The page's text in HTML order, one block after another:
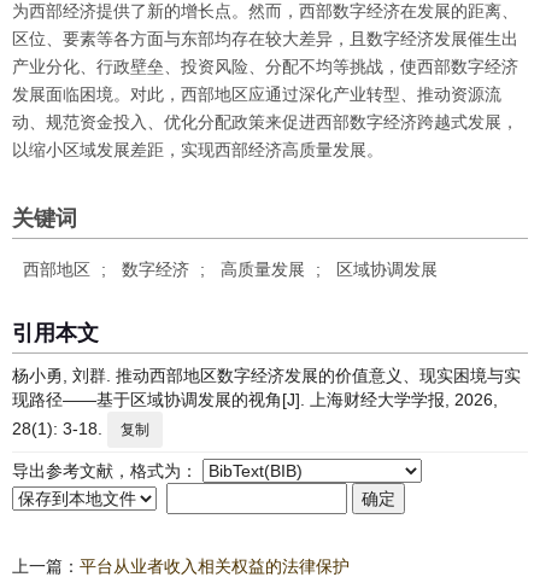
为西部经济提供了新的增长点。然而，西部数字经济在发展的距离、
区位、要素等各方面与东部均存在较大差异，且数字经济发展催生出
产业分化、行政壁垒、投资风险、分配不均等挑战，使西部数字经济
发展面临困境。对此，西部地区应通过深化产业转型、推动资源流
动、规范资金投入、优化分配政策来促进西部数字经济跨越式发展，
以缩小区域发展差距，实现西部经济高质量发展。
关键词
西部地区 ; 数字经济 ; 高质量发展 ; 区域协调发展
引用本文
杨小勇, 刘群. 推动西部地区数字经济发展的价值意义、现实困境与实
现路径——基于区域协调发展的视角[J]. 上海财经大学学报, 2026,
28(1): 3-18.
复制
导出参考文献，格式为：
上一篇： 平台从业者收入相关权益的法律保护